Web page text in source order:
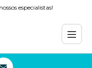
especialistas!